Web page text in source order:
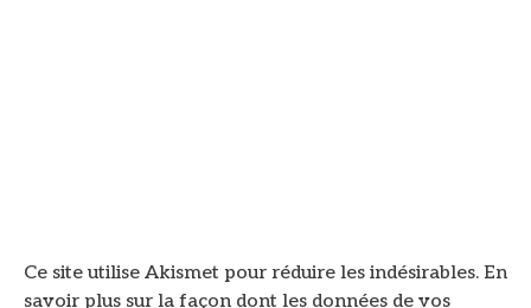
Ce site utilise Akismet pour réduire les indésirables. En
savoir plus sur la façon dont les données de vos